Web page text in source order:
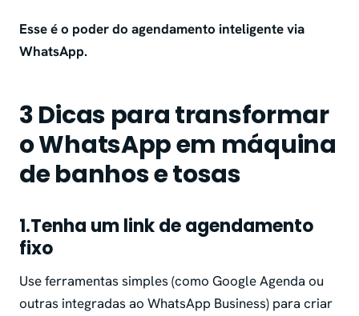
Esse é o poder do agendamento inteligente via
WhatsApp.
3 Dicas para transformar
o WhatsApp em máquina
de banhos e tosas
1.Tenha um link de agendamento
fixo
Use ferramentas simples (como Google Agenda ou
outras integradas ao WhatsApp Business) para criar